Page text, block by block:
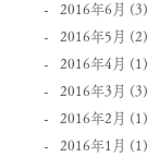
2016年6月 (3)
2016年5月 (2)
2016年4月 (1)
2016年3月 (3)
2016年2月 (1)
2016年1月 (1)